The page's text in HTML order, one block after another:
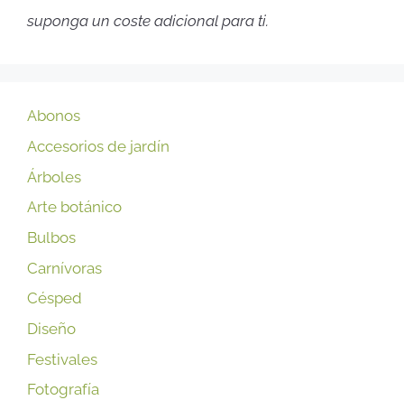
suponga un coste adicional para ti.
Abonos
Accesorios de jardín
Árboles
Arte botánico
Bulbos
Carnívoras
Césped
Diseño
Festivales
Fotografía